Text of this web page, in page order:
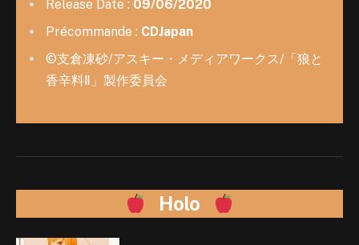
Release Date : 09/06/2020
Précommande : CDJapan
©支倉凍砂/アスキー・メディアワークス/「狼と
香辛料Ⅱ」製作委員会
Holo